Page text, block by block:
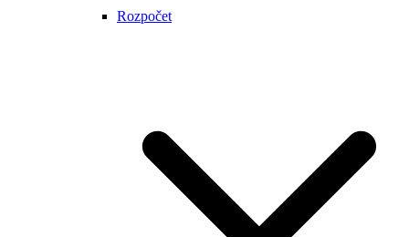
Rozpočet